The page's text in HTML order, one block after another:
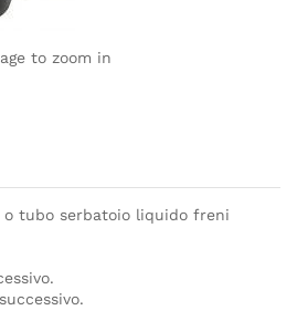
to zoom in
o tubo serbatoio liquido freni